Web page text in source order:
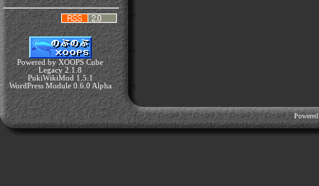
Powered by XOOPS Cube
Legacy 2.1.8
PukiWikiMod 1.5.1
WordPress Module 0.6.0 Alpha